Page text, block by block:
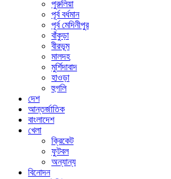
পুরুলিয়া
পূর্ব বর্ধমান
পূর্ব মেদিনীপুর
বাঁকুড়া
বীরভূম
মালদহ
মুর্শিদাবাদ
হাওড়া
হুগলি
দেশ
আন্তর্জাতিক
বাংলাদেশ
খেলা
ক্রিকেট
ফুটবল
অন্যান্য
বিনোদন